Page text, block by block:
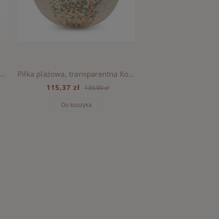
Sloejd - CHERRY BLUSH Piłka plażowa, transparentna Konges Sloejd LARGE - TRANSPARENT CREAM
115,37 zł 139,00 zł
Do koszyka